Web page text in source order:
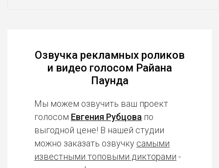
Озвучка рекламных роликов
и видео голосом Райана
Паунда
Мы можем озвучить ваш проект
голосом Евгения Рубцова по
выгодной цене! В нашей студии
можно заказать озвучку самыми
известными топовыми дикторами -